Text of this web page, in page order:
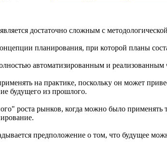
достаточно сложным с
планирования, при которой планы
автоматизированным и
на практике, поскольку он может
будущего из прошлого.
роста рынков, когда можно было
предположение о том, что будущее